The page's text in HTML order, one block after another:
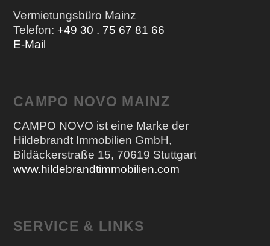
Vermietungsbüro Mainz
Telefon: +49 30 . 75 67 81 66
E-Mail
CAMPO NOVO MAINZ
CAMPO NOVO ist eine Marke der
Hildebrandt Immobilien GmbH,
Bildäckerstraße 15, 70619 Stuttgart
www.hildebrandtimmobilien.com
SERVICE & LINKS